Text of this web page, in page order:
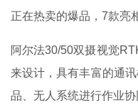
正在热卖的爆品，7款亮
阿尔法30/50双摄视觉
来设计，具有丰富的通
品、无人系统进行作业协